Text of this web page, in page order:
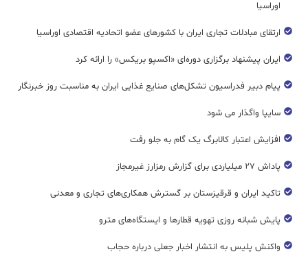
اوراسیا
ارتقای مبادلات تجاری ایران با کشورهای عضو اتحادیه اقتصادی اوراسیا
ایران پیشنهاد برگزاری دوره‌ای «اکسپو بریکس» را ارائه کرد
پیام دبیر فدراسیون تشکل‌های صنایع غذایی ایران به مناسبت روز خبرنگار
سایپا واگذار می شود
افزایش اعتبار کالابرگ یک گام به جلو رفت
پاداش ۲۷ میلیاردی برای گزارش رمزارز غیرمجاز
تاکید ایران و قرقیزستان بر گسترش همکاری‌های تجاری و معدنی
پایش شبانه روزی تهویه قطار‌ها و ایستگاه‌های مترو
واکنش پلیس به انتشار اخبار جعلی درباره حجاب